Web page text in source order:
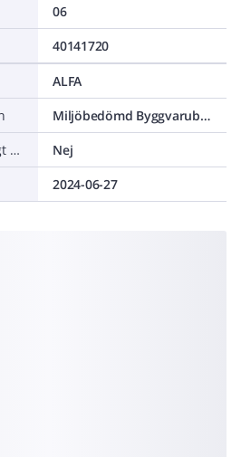
06
40141720
ALFA
Miljöbedömd Byggvarubedömning Accepteras
Informationsplikt enligt REACH
Nej
2024-06-27